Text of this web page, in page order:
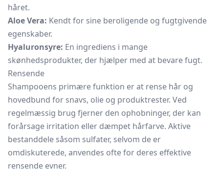
håret.
Aloe Vera: Kendt for sine beroligende og fugtgivende
egenskaber.
Hyaluronsyre: En ingrediens i mange
skønhedsprodukter, der hjælper med at bevare fugt.
Rensende
Shampooens primære funktion er at rense hår og
hovedbund for snavs, olie og produktrester. Ved
regelmæssig brug fjerner den ophobninger, der kan
forårsage irritation eller dæmpet hårfarve. Aktive
bestanddele såsom sulfater, selvom de er
omdiskuterede, anvendes ofte for deres effektive
rensende evner.